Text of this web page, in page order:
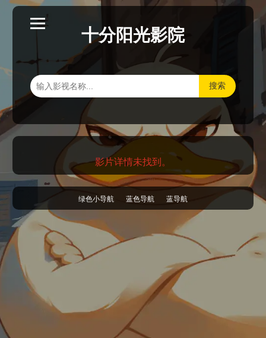
十分阳光影院
搜索
影片详情未找到。
绿色小导航 蓝色导航 蓝导航